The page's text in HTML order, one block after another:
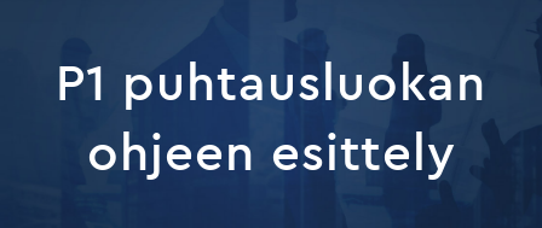
P1 puhtausluokan
ohjeen esittely